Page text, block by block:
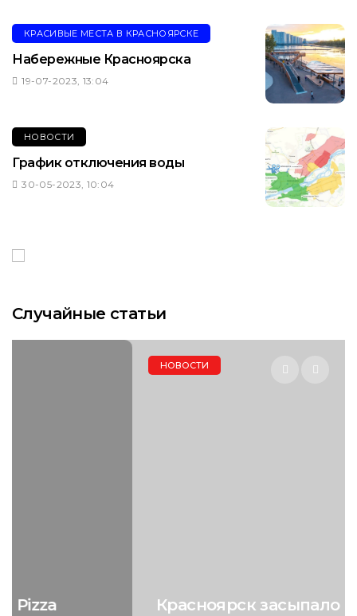
КРАСИВЫЕ МЕСТА В КРАСНОЯРСКЕ
Набережные Красноярска
19-07-2023, 13:04
НОВОСТИ
График отключения воды
30-05-2023, 10:04
Случайные статьи
Красноярск засыпало снегом